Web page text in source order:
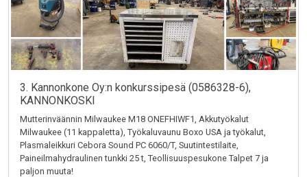
3. Kannonkone Oy:n konkurssipesä (0586328-6),
KANNONKOSKI
Mutterinväännin Milwaukee M18 ONEFHIWF1, Akkutyökalut
Milwaukee (11 kappaletta), Työkaluvaunu Boxo USA ja työkalut,
Plasmaleikkuri Cebora Sound PC 6060/T, Suutintestilaite,
Paineilmahydraulinen tunkki 25 t, Teollisuuspesukone Talpet 7 ja
paljon muuta!